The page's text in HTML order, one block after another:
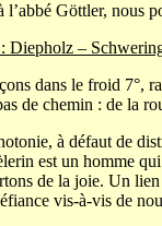
l’abbé Göttler, nous
Diepholz –
dans le froid 7°,
de chemin : de la
à défaut de
est un homme qui
de la joie. Un
vis-à-vis de